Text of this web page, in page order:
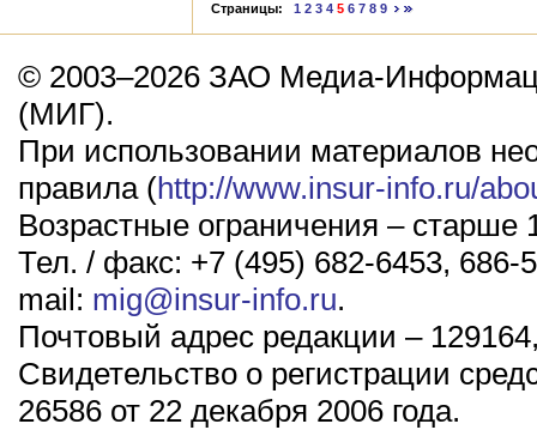
Страницы: 1 2 3 4 5 6 7 8 9
© 2003–2026 ЗАО Медиа-
(МИГ).
При использовании материалов
правила (http://www.insur-info.ru/
Возрастные ограничения – старше
Тел. / факс: +7 (495) 682-6453, 686-
mail: mig@insur-info.ru.
Почтовый адрес редакции –
Свидетельство о регистрации
26586 от 22 декабря 2006 года.